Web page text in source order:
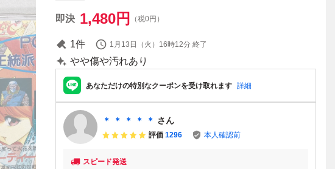
即決 1,480円 （税0円）
1件 1月13日（火）16時12分 終了
やや傷や汚れあり
あなただけの特別なクーポンを受け取れます 詳細
＊ ＊ ＊ ＊ ＊ さん
評価 1296 本人確認前
スピード発送